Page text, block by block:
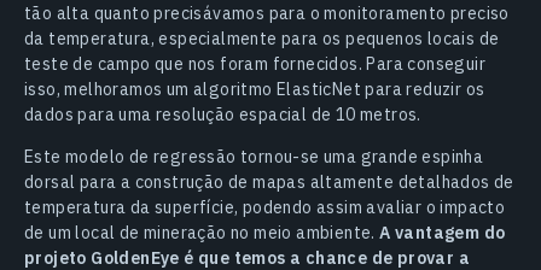
tão alta quanto precisávamos para o monitoramento preciso
da temperatura, especialmente para os pequenos locais de
teste de campo que nos foram fornecidos. Para conseguir
isso, melhoramos um algoritmo ElasticNet para reduzir os
dados para uma resolução espacial de 10 metros.
Este modelo de regressão tornou-se uma grande espinha
dorsal para a construção de mapas altamente detalhados de
temperatura da superfície, podendo assim avaliar o impacto
de um local de mineração no meio ambiente.A vantagem do
projeto GoldenEye é que temos a chance de provar a